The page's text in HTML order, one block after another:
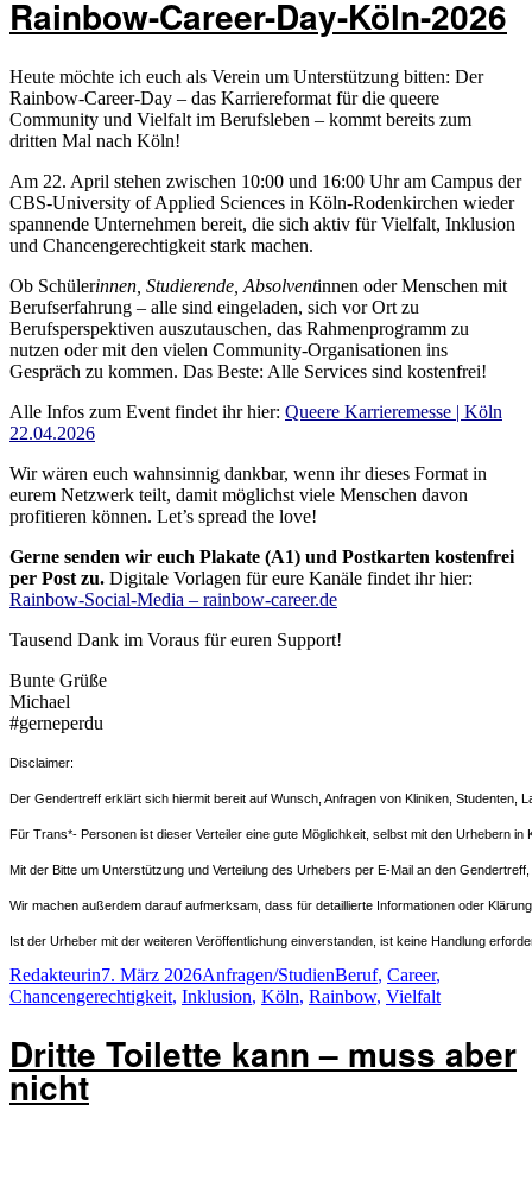
Rainbow-Career-Day-Köln-2026
Heute möchte ich euch als Verein um Unterstützung bitten: Der
Rainbow-Career-Day – das Karriereformat für die queere
Community und Vielfalt im Berufsleben – kommt bereits zum
dritten Mal nach Köln!
Am 22. April stehen zwischen 10:00 und 16:00 Uhr am Campus der
CBS-University of Applied Sciences in Köln-Rodenkirchen wieder
spannende Unternehmen bereit, die sich aktiv für Vielfalt, Inklusion
und Chancengerechtigkeit stark machen.
Ob Schülerinnen, Studierende, Absolventinnen oder Menschen mit
Berufserfahrung – alle sind eingeladen, sich vor Ort zu
Berufsperspektiven auszutauschen, das Rahmenprogramm zu
nutzen oder mit den vielen Community-Organisationen ins
Gespräch zu kommen. Das Beste: Alle Services sind kostenfrei!
Alle Infos zum Event findet ihr hier: Queere Karrieremesse | Köln
22.04.2026
Wir wären euch wahnsinnig dankbar, wenn ihr dieses Format in
eurem Netzwerk teilt, damit möglichst viele Menschen davon
profitieren können. Let’s spread the love!
Gerne senden wir euch Plakate (A1) und Postkarten kostenfrei
per Post zu. Digitale Vorlagen für eure Kanäle findet ihr hier:
Rainbow-Social-Media – rainbow-career.de
Tausend Dank im Voraus für euren Support!
Bunte Grüße
Michael
#gerneperdu
Disclaimer:
Der Gendertreff erklärt sich hiermit bereit auf Wunsch, Anfragen von Kliniken,
Für Trans*- Personen ist dieser Verteiler eine gute Möglichkeit, selbst mit den Urhebern
Mit der Bitte um Unterstützung und Verteilung des Urhebers per E-Mail an den
Wir machen außerdem darauf aufmerksam, dass für detaillierte Informationen oder
Ist der Urheber mit der weiteren Veröffentlichung einverstanden, ist keine Handlung
Autor
RedakteurinVeröffentlicht
am
7. März 2026Kategorien
Anfragen/StudienSchlagwörter
Beruf, Career,
Chancengerechtigkeit, Inklusion, Köln, Rainbow, Vielfalt
Dritte Toilette kann – muss aber
nicht